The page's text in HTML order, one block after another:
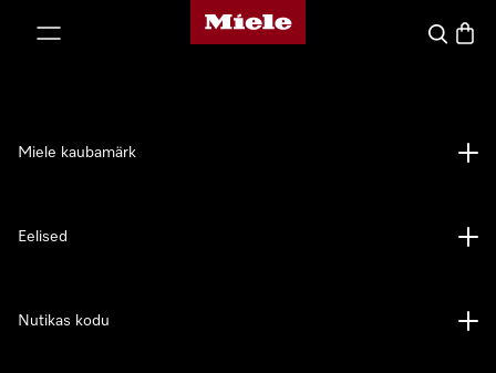
Miele avaleht
Search
Miele kaubamärk
Eelised
Nutikas kodu